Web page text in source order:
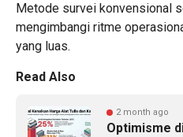
Metode survei konvensional
mengimbangi ritme
yang luas.
Read Also
2 month ago
Optimisme